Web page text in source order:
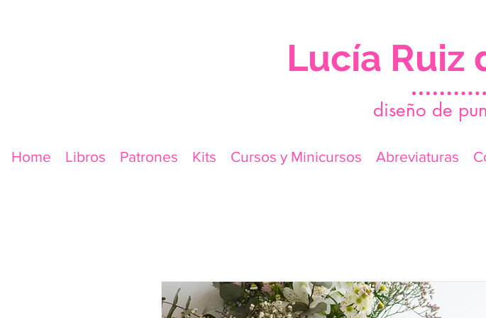
Lucía Ruiz
diseño de
Home Libros Patrones Kits Cursos y Minicursos Abreviaturas